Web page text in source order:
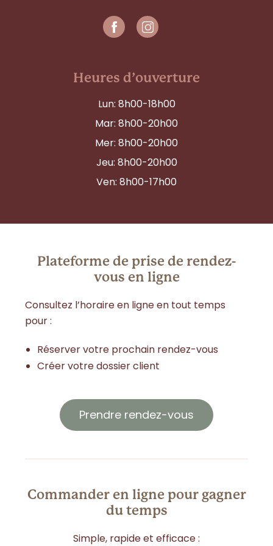
Heures d’ouverture
Lun: 8h00-18h00
Mar: 8h00-20h00
Mer: 8h00-20h00
Jeu: 8h00-20h00
Ven: 8h00-17h00
Plateforme de prise de rendez-
vous en ligne
Consultez l’horaire en ligne en tout temps
pour :
Réserver votre prochain rendez-vous
Créer votre dossier client
Prendre rendez-vous
Commander en ligne pour gagner
du temps
Simple, rapide et efficace :